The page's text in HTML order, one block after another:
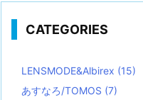
CATEGORIES
LENSMODE&Albirex (15)
あすなろ/TOMOS (7)